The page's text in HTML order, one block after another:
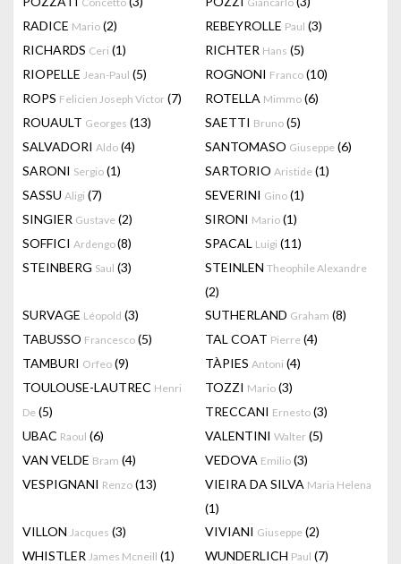
RADICE Mario (2) REBEYROLLE Paul (3)
RICHARDS Ceri (1) RICHTER Hans (5)
RIOPELLE Jean-Paul (5) ROGNONI Franco (10)
ROPS Felicien Joseph Victor (7) ROTELLA Mimmo (6)
ROUAULT Georges (13) SAETTI Bruno (5)
SALVADORI Aldo (4) SANTOMASO Giuseppe (6)
SARONI Sergio (1) SARTORIO Aristide (1)
SASSU Aligi (7) SEVERINI Gino (1)
SINGIER Gustave (2) SIRONI Mario (1)
SOFFICI Ardengo(8) SPACAL Luigi (11)
STEINBERG Saul (3) STEINLEN Theophile Alexandre
(2)
SURVAGE Léopold (3) SUTHERLAND Graham (8)
TABUSSO Francesco (5) TAL COAT Pierre (4)
TAMBURI Orfeo (9) TÀPIES Antoni (4)
TOULOUSE-LAUTREC Henri
De (5)
TOZZI Mario (3)
TRECCANI Ernesto (3)
UBAC Raoul (6) VALENTINI Walter (5)
VAN VELDE Bram (4) VEDOVA Emilio (3)
VESPIGNANI Renzo (13) VIEIRA DA SILVA Maria Helena
(1)
VILLON Jacques (3) VIVIANI Giuseppe (2)
WHISTLER James Mcneill (1) WUNDERLICH Paul (7)